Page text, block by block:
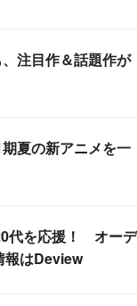
注目作＆話題作が
期夏の新アニメを一
代を応援！ オーデ
報はDeview